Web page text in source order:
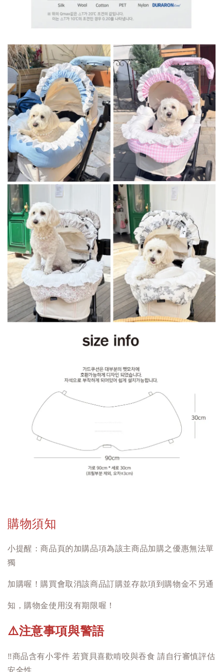
購物須知
小提醒：商品頁的加購品項為該主商品加購之優惠無法單
獨
加購喔！購買會取消該商品訂購並存款項到購物金不另通
知，購物金使用沒有期限喔！
⚠️注意事項與警語
‼️商品含有小零件 若寶貝喜歡啃咬與吞食 請自行審慎評估
安全性